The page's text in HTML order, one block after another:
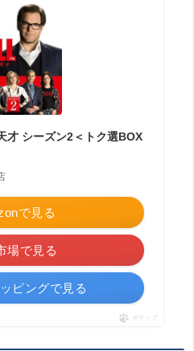
才 シーズン2＜トク選BOX
で見る
場で見る
ピングで見る
ポチップ